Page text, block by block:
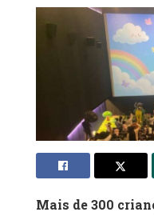
Mais de 300